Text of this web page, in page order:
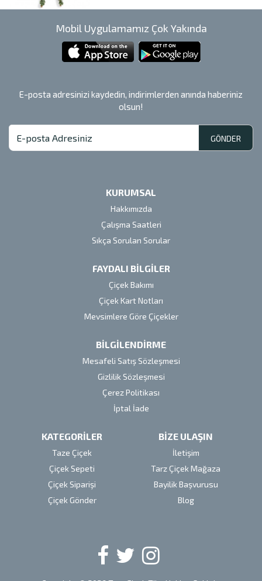
Mobil Uygulamamız Çok Yakında
E-posta adresinizi kaydedin, indirimlerden anında haberiniz
olsun!
GÖNDER
KURUMSAL
Hakkımızda
Çalışma Saatleri
Sıkça Sorulan Sorular
FAYDALI BİLGİLER
Çiçek Bakımı
Çiçek Kart Notları
Mevsimlere Göre Çiçekler
BİLGİLENDİRME
Mesafeli Satış Sözleşmesi
Gizlilik Sözleşmesi
Çerez Politikası
İptal İade
KATEGORİLER
Taze Çiçek
Çiçek Sepeti
Çiçek Siparişi
Çiçek Gönder
BİZE ULAŞIN
İletişim
Tarz Çiçek Mağaza
Bayilik Başvurusu
Blog